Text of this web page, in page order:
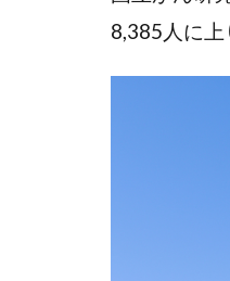
が
慢
8,385人に上